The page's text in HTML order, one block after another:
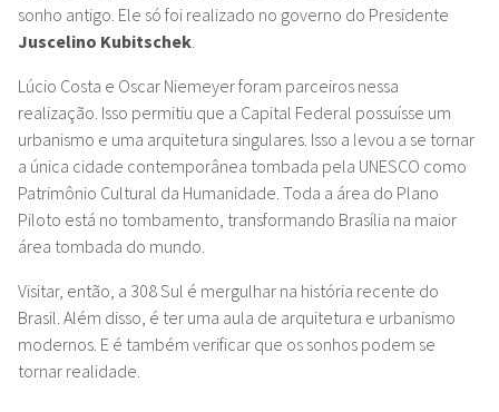
sonho antigo. Ele só foi realizado no governo do Presidente
Juscelino Kubitschek.
Lúcio Costa e Oscar Niemeyer foram parceiros nessa
realização. Isso permitiu que a Capital Federal possuísse um
urbanismo e uma arquitetura singulares. Isso a levou a se tornar
a única cidade contemporânea tombada pela UNESCO como
Patrimônio Cultural da Humanidade. Toda a área do Plano
Piloto está no tombamento, transformando Brasília na maior
área tombada do mundo.
Visitar, então, a 308 Sul é mergulhar na história recente do
Brasil. Além disso, é ter uma aula de arquitetura e urbanismo
modernos. E é também verificar que os sonhos podem se
tornar realidade.